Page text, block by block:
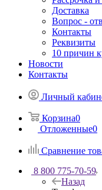
Доставка
Вопрос -
Контакты
Реквизиты
10 причин
Новости
Контакты
Личный
Корзина0
Отложенные0
Сравнение
8 800 775-70-59
Назад